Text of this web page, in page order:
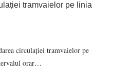
tramvaielor pe linia
circulației tramvaielor pe
orar…